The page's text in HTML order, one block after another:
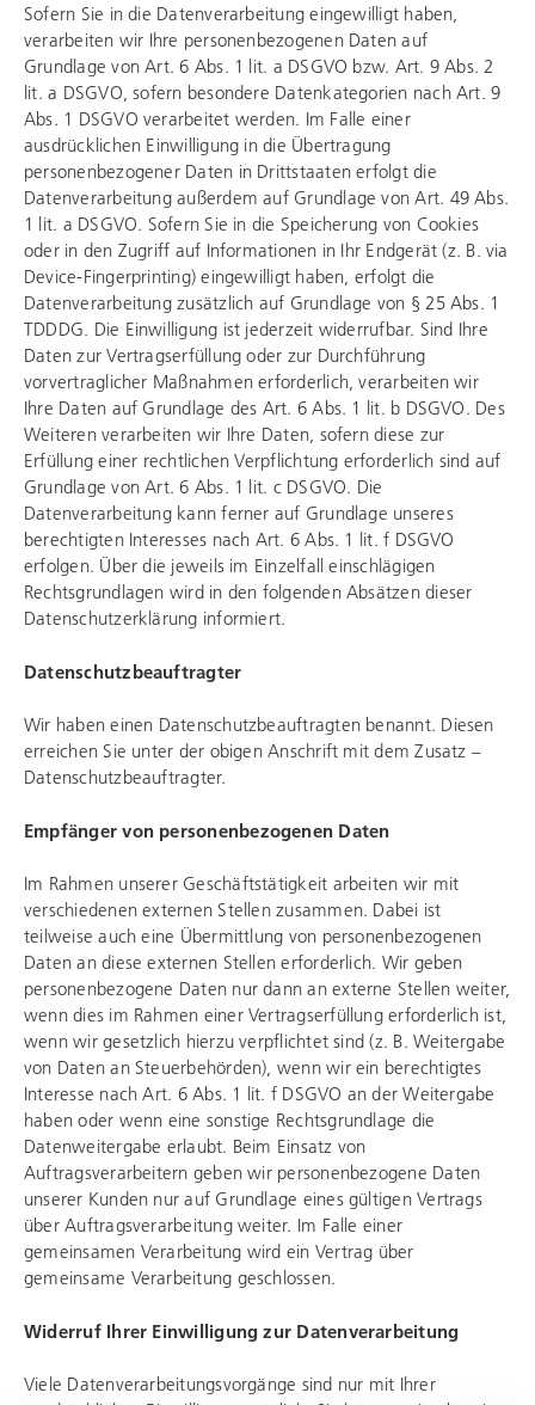
Sofern Sie in die Datenverarbeitung eingewilligt haben,
verarbeiten wir Ihre personenbezogenen Daten auf
Grundlage von Art. 6 Abs. 1 lit. a DSGVO bzw. Art. 9 Abs. 2
lit. a DSGVO, sofern besondere Datenkategorien nach Art. 9
Abs. 1 DSGVO verarbeitet werden. Im Falle einer
ausdrücklichen Einwilligung in die Übertragung
personenbezogener Daten in Drittstaaten erfolgt die
Datenverarbeitung außerdem auf Grundlage von Art. 49 Abs.
1 lit. a DSGVO. Sofern Sie in die Speicherung von Cookies
oder in den Zugriff auf Informationen in Ihr Endgerät (z. B. via
Device-Fingerprinting) eingewilligt haben, erfolgt die
Datenverarbeitung zusätzlich auf Grundlage von § 25 Abs. 1
TDDDG. Die Einwilligung ist jederzeit widerrufbar. Sind Ihre
Daten zur Vertragserfüllung oder zur Durchführung
vorvertraglicher Maßnahmen erforderlich, verarbeiten wir
Ihre Daten auf Grundlage des Art. 6 Abs. 1 lit. b DSGVO. Des
Weiteren verarbeiten wir Ihre Daten, sofern diese zur
Erfüllung einer rechtlichen Verpflichtung erforderlich sind auf
Grundlage von Art. 6 Abs. 1 lit. c DSGVO. Die
Datenverarbeitung kann ferner auf Grundlage unseres
berechtigten Interesses nach Art. 6 Abs. 1 lit. f DSGVO
erfolgen. Über die jeweils im Einzelfall einschlägigen
Rechtsgrundlagen wird in den folgenden Absätzen dieser
Datenschutzerklärung informiert.
Datenschutzbeauftragter
Wir haben einen Datenschutzbeauftragten benannt. Diesen
erreichen Sie unter der obigen Anschrift mit dem Zusatz –
Datenschutzbeauftragter.
Empfänger von personenbezogenen Daten
Im Rahmen unserer Geschäftstätigkeit arbeiten wir mit
verschiedenen externen Stellen zusammen. Dabei ist
teilweise auch eine Übermittlung von personenbezogenen
Daten an diese externen Stellen erforderlich. Wir geben
personenbezogene Daten nur dann an externe Stellen weiter,
wenn dies im Rahmen einer Vertragserfüllung erforderlich ist,
wenn wir gesetzlich hierzu verpflichtet sind (z. B. Weitergabe
von Daten an Steuerbehörden), wenn wir ein berechtigtes
Interesse nach Art. 6 Abs. 1 lit. f DSGVO an der Weitergabe
haben oder wenn eine sonstige Rechtsgrundlage die
Datenweitergabe erlaubt. Beim Einsatz von
Auftragsverarbeitern geben wir personenbezogene Daten
unserer Kunden nur auf Grundlage eines gültigen Vertrags
über Auftragsverarbeitung weiter. Im Falle einer
gemeinsamen Verarbeitung wird ein Vertrag über
gemeinsame Verarbeitung geschlossen.
Widerruf Ihrer Einwilligung zur Datenverarbeitung
Viele Datenverarbeitungsvorgänge sind nur mit Ihrer